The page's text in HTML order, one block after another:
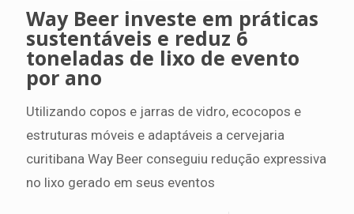
Way Beer investe em práticas
sustentáveis e reduz 6
toneladas de lixo de evento
por ano
Utilizando copos e jarras de vidro, ecocopos e
estruturas móveis e adaptáveis a cervejaria
curitibana Way Beer conseguiu redução expressiva
no lixo gerado em seus eventos